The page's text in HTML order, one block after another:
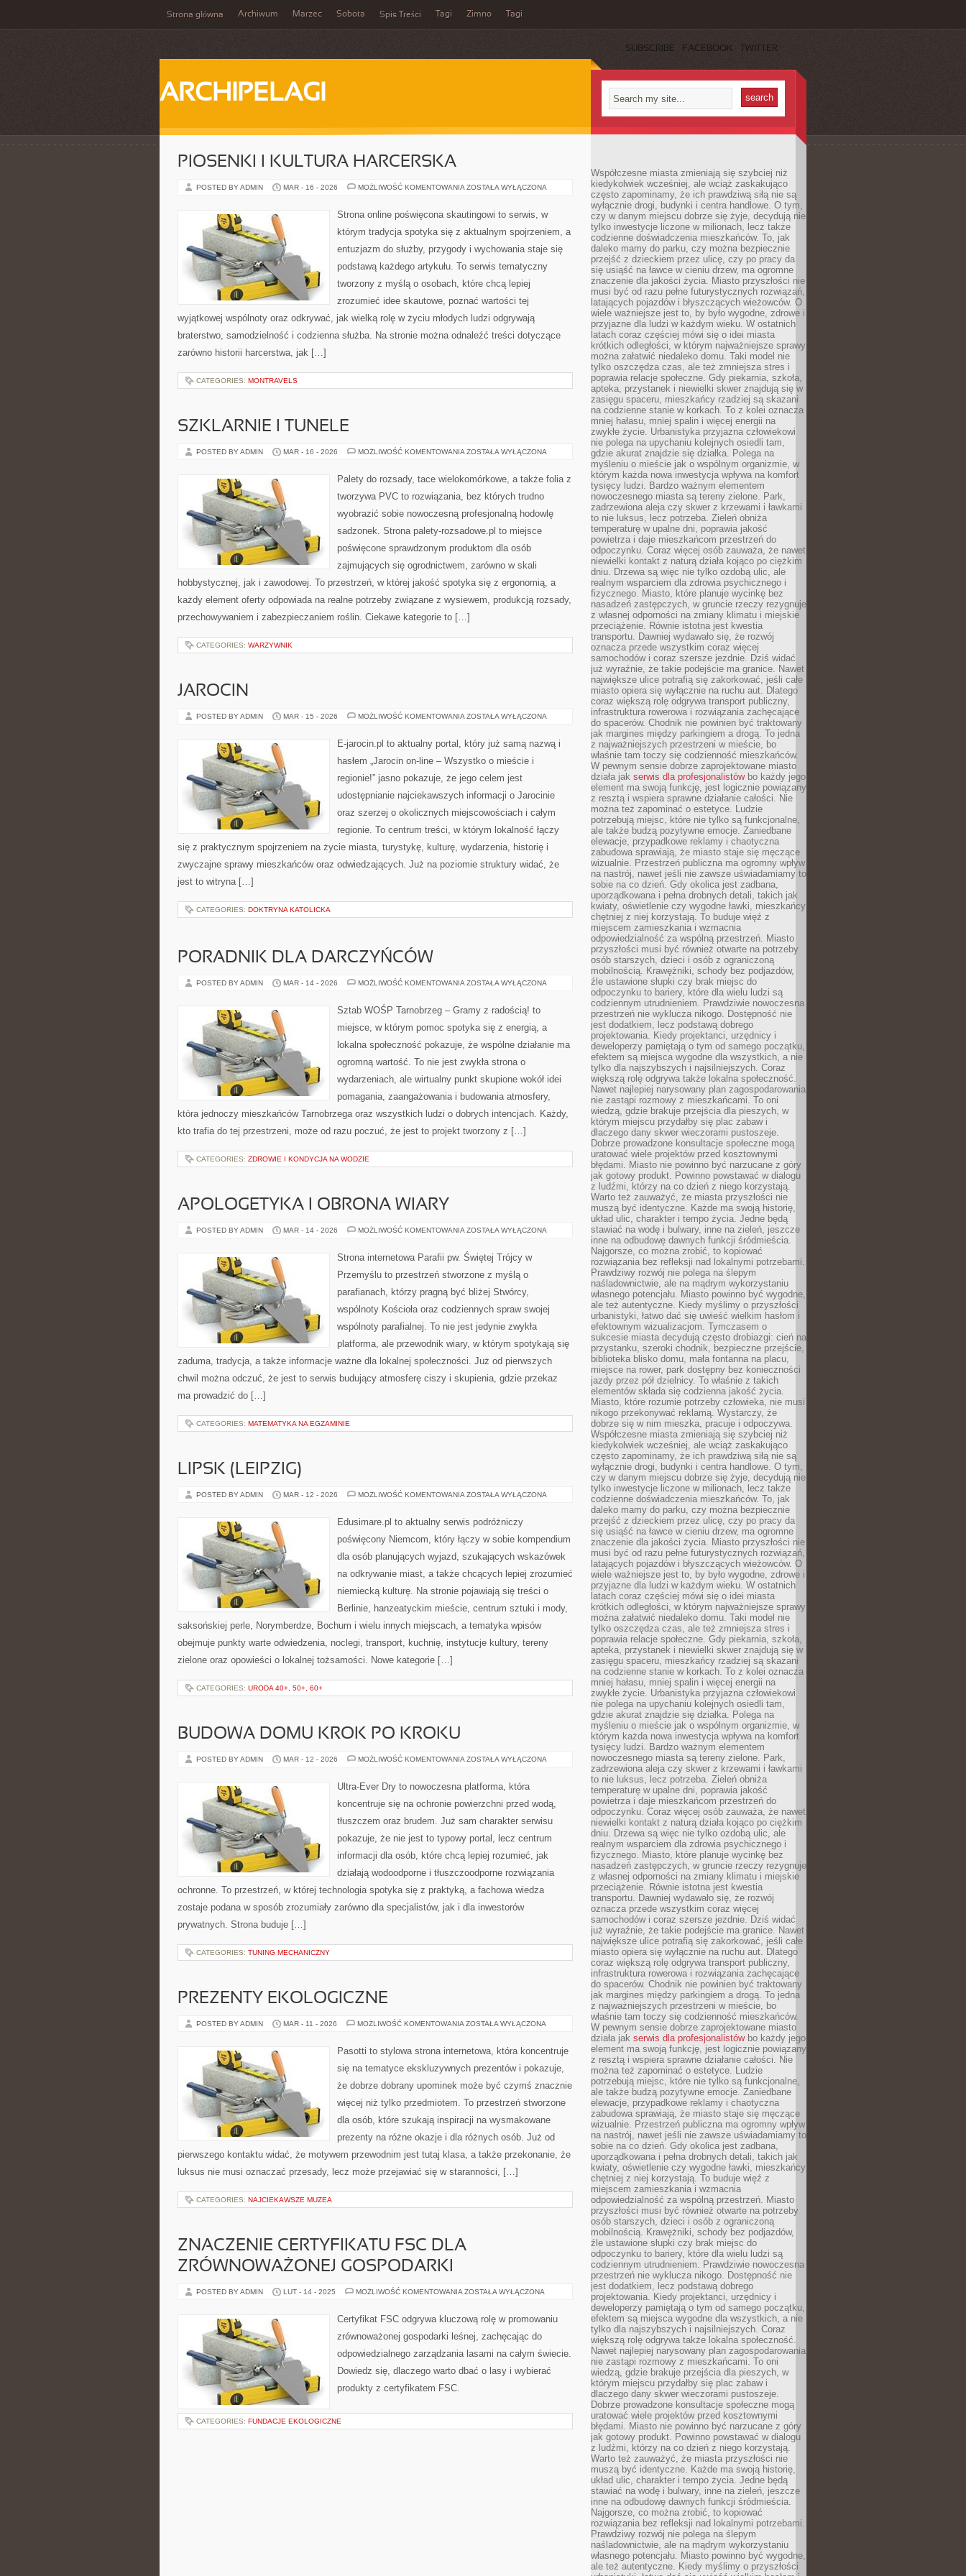
Strona główna Archiwum Marzec Sobota Spis Treści Tagi Zimno Tagi
SUBSCRIBE FACEBOOK TWITTER
ARCHIPELAGI
PIOSENKI I KULTURA HARCERSKA
POSTED BY ADMIN MAR - 16 - 2026 MOŻLIWOŚĆ KOMENTOWANIA PIOSENKI
HARCERSKA
ZOSTAŁA WYŁĄCZONA
Strona online poświęcona skautingowi to serwis, w
którym tradycja spotyka się z aktualnym spojrzeniem, a
entuzjazm do służby, przygody i wychowania staje się
podstawą każdego artykułu. To serwis tematyczny
tworzony z myślą o osobach, które chcą lepiej
zrozumieć idee skautowe, poznać wartości tej
wyjątkowej wspólnoty oraz odkrywać, jak wielką rolę w życiu młodych ludzi odgrywają
braterstwo, samodzielność i codzienna służba. Na stronie można odnaleźć treści dotyczące
zarówno historii harcerstwa, jak […]
CATEGORIES: MONTRAVELS
SZKLARNIE I TUNELE
POSTED BY ADMIN MAR - 16 - 2026 MOŻLIWOŚĆ KOMENTOWANIA SZKLARNIE
ZOSTAŁA WYŁĄCZONA
Palety do rozsady, tace wielokomórkowe, a także folia z
tworzywa PVC to rozwiązania, bez których trudno
wyobrazić sobie nowoczesną profesjonalną hodowlę
sadzonek. Strona palety-rozsadowe.pl to miejsce
poświęcone sprawdzonym produktom dla osób
zajmujących się ogrodnictwem, zarówno w skali
hobbystycznej, jak i zawodowej. To przestrzeń, w której jakość spotyka się z ergonomią, a
każdy element oferty odpowiada na realne potrzeby związane z wysiewem, produkcją rozsady,
przechowywaniem i zabezpieczaniem roślin. Ciekawe kategorie to […]
CATEGORIES: WARZYWNIK
JAROCIN
POSTED BY ADMIN MAR - 15 - 2026 MOŻLIWOŚĆ KOMENTOWANIA JAROCIN
ZOSTAŁA WYŁĄCZONA
E-jarocin.pl to aktualny portal, który już samą nazwą i
hasłem „Jarocin on-line – Wszystko o mieście i
regionie!” jasno pokazuje, że jego celem jest
udostępnianie najciekawszych informacji o Jarocinie
oraz szerzej o okolicznych miejscowościach i całym
regionie. To centrum treści, w którym lokalność łączy
się z praktycznym spojrzeniem na życie miasta, turystykę, kulturę, wydarzenia, historię i
zwyczajne sprawy mieszkańców oraz odwiedzających. Już na poziomie struktury widać, że
jest to witryna […]
CATEGORIES: DOKTRYNA KATOLICKA
PORADNIK DLA DARCZYŃCÓW
POSTED BY ADMIN MAR - 14 - 2026 MOŻLIWOŚĆ KOMENTOWANIA PORADNIK
ZOSTAŁA WYŁĄCZONA
Sztab WOŚP Tarnobrzeg – Gramy z radością! to
miejsce, w którym pomoc spotyka się z energią, a
lokalna społeczność pokazuje, że wspólne działanie ma
ogromną wartość. To nie jest zwykła strona o
wydarzeniach, ale wirtualny punkt skupione wokół idei
pomagania, zaangażowania i budowania atmosfery,
która jednoczy mieszkańców Tarnobrzega oraz wszystkich ludzi o dobrych intencjach. Każdy,
kto trafia do tej przestrzeni, może od razu poczuć, że jest to projekt tworzony z […]
CATEGORIES: ZDROWIE I KONDYCJA NA WODZIE
APOLOGETYKA I OBRONA WIARY
POSTED BY ADMIN MAR - 14 - 2026 MOŻLIWOŚĆ KOMENTOWANIA APOLOGETYKA
WIARY
ZOSTAŁA WYŁĄCZONA
Strona internetowa Parafii pw. Świętej Trójcy w
Przemyślu to przestrzeń stworzone z myślą o
parafianach, którzy pragną być bliżej Stwórcy,
wspólnoty Kościoła oraz codziennych spraw swojej
wspólnoty parafialnej. To nie jest jedynie zwykła
platforma, ale przewodnik wiary, w którym spotykają się
zaduma, tradycja, a także informacje ważne dla lokalnej społeczności. Już od pierwszych
chwil można odczuć, że jest to serwis budujący atmosferę ciszy i skupienia, gdzie przekaz
ma prowadzić do […]
CATEGORIES: MATEMATYKA NA EGZAMINIE
LIPSK (LEIPZIG)
POSTED BY ADMIN MAR - 12 - 2026 MOŻLIWOŚĆ KOMENTOWANIA LIPSK
ZOSTAŁA WYŁĄCZONA
Edusimare.pl to aktualny serwis podróżniczy
poświęcony Niemcom, który łączy w sobie kompendium
dla osób planujących wyjazd, szukających wskazówek
na odkrywanie miast, a także chcących lepiej zrozumieć
niemiecką kulturę. Na stronie pojawiają się treści o
Berlinie, hanzeatyckim mieście, centrum sztuki i mody,
saksońskiej perle, Norymberdze, Bochum i wielu innych miejscach, a tematyka wpisów
obejmuje punkty warte odwiedzenia, noclegi, transport, kuchnię, instytucje kultury, tereny
zielone oraz opowieści o lokalnej tożsamości. Nowe kategorie […]
CATEGORIES: URODA 40+, 50+, 60+
BUDOWA DOMU KROK PO KROKU
POSTED BY ADMIN MAR - 12 - 2026 MOŻLIWOŚĆ KOMENTOWANIA BUDOWA
PO
KROKU
ZOSTAŁA WYŁĄCZONA
Ultra-Ever Dry to nowoczesna platforma, która
koncentruje się na ochronie powierzchni przed wodą,
tłuszczem oraz brudem. Już sam charakter serwisu
pokazuje, że nie jest to typowy portal, lecz centrum
informacji dla osób, które chcą lepiej rozumieć, jak
działają wodoodporne i tłuszczoodporne rozwiązania
ochronne. To przestrzeń, w której technologia spotyka się z praktyką, a fachowa wiedza
zostaje podana w sposób zrozumiały zarówno dla specjalistów, jak i dla inwestorów
prywatnych. Strona buduje […]
CATEGORIES: TUNING MECHANICZNY
PREZENTY EKOLOGICZNE
POSTED BY ADMIN MAR - 11 - 2026 MOŻLIWOŚĆ KOMENTOWANIA PREZENTY
ZOSTAŁA WYŁĄCZONA
Pasotti to stylowa strona internetowa, która koncentruje
się na tematyce ekskluzywnych prezentów i pokazuje,
że dobrze dobrany upominek może być czymś znacznie
więcej niż tylko przedmiotem. To przestrzeń stworzone
dla osób, które szukają inspiracji na wysmakowane
prezenty na różne okazje i dla różnych osób. Już od
pierwszego kontaktu widać, że motywem przewodnim jest tutaj klasa, a także przekonanie, że
luksus nie musi oznaczać przesady, lecz może przejawiać się w staranności, […]
CATEGORIES: NAJCIEKAWSZE MUZEA
ZNACZENIE CERTYFIKATU FSC DLA
ZRÓWNOWAŻONEJ GOSPODARKI
POSTED BY ADMIN LUT - 14 - 2025 MOŻLIWOŚĆ KOMENTOWANIA ZNACZENIE
ZRÓWNOWAŻONEJ
ZOSTAŁA WYŁĄCZONA
Certyfikat FSC odgrywa kluczową rolę w promowaniu
zrównoważonej gospodarki leśnej, zachęcając do
odpowiedzialnego zarządzania lasami na całym świecie.
Dowiedz się, dlaczego warto dbać o lasy i wybierać
produkty z certyfikatem FSC.
CATEGORIES: FUNDACJE EKOLOGICZNE
Współczesne miasta zmieniają się szybciej niż
kiedykolwiek wcześniej, ale wciąż zaskakująco
często zapominamy, że ich prawdziwą siłą nie są
wyłącznie drogi, budynki i centra handlowe. O tym,
czy w danym miejscu dobrze się żyje, decydują nie
tylko inwestycje liczone w milionach, lecz także
codzienne doświadczenia mieszkańców. To, jak
daleko mamy do parku, czy można bezpiecznie
przejść z dzieckiem przez ulicę, czy po pracy da
się usiąść na ławce w cieniu drzew, ma ogromne
znaczenie dla jakości życia. Miasto przyszłości nie
musi być od razu pełne futurystycznych rozwiązań,
latających pojazdów i błyszczących wieżowców. O
wiele ważniejsze jest to, by było wygodne, zdrowe i
przyjazne dla ludzi w każdym wieku. W ostatnich
latach coraz częściej mówi się o idei miasta
krótkich odległości, w którym najważniejsze sprawy
można załatwić niedaleko domu. Taki model nie
tylko oszczędza czas, ale też zmniejsza stres i
poprawia relacje społeczne. Gdy piekarnia, szkoła,
apteka, przystanek i niewielki skwer znajdują się w
zasięgu spaceru, mieszkańcy rzadziej są skazani
na codzienne stanie w korkach. To z kolei oznacza
mniej hałasu, mniej spalin i więcej energii na
zwykłe życie. Urbanistyka przyjazna człowiekowi
nie polega na upychaniu kolejnych osiedli tam,
gdzie akurat znajdzie się działka. Polega na
myśleniu o mieście jak o wspólnym organizmie, w
którym każda nowa inwestycja wpływa na komfort
tysięcy ludzi. Bardzo ważnym elementem
nowoczesnego miasta są tereny zielone. Park,
zadrzewiona aleja czy skwer z krzewami i ławkami
to nie luksus, lecz potrzeba. Zieleń obniża
temperaturę w upalne dni, poprawia jakość
powietrza i daje mieszkańcom przestrzeń do
odpoczynku. Coraz więcej osób zauważa, że nawet
niewielki kontakt z naturą działa kojąco po ciężkim
dniu. Drzewa są więc nie tylko ozdobą ulic, ale
realnym wsparciem dla zdrowia psychicznego i
fizycznego. Miasto, które planuje wycinkę bez
nasadzeń zastępczych, w gruncie rzeczy rezygnuje
z własnej odporności na zmiany klimatu i miejskie
przeciążenie. Równie istotna jest kwestia
transportu. Dawniej wydawało się, że rozwój
oznacza przede wszystkim coraz więcej
samochodów i coraz szersze jezdnie. Dziś widać
już wyraźnie, że takie podejście ma granice. Nawet
największe ulice potrafią się zakorkować, jeśli całe
miasto opiera się wyłącznie na ruchu aut. Dlatego
coraz większą rolę odgrywa transport publiczny,
infrastruktura rowerowa i rozwiązania zachęcające
do spacerów. Chodnik nie powinien być traktowany
jak margines między parkingiem a drogą. To jedna
z najważniejszych przestrzeni w mieście, bo
właśnie tam toczy się codzienność mieszkańców.
W pewnym sensie dobrze zaprojektowane miasto
działa jak serwis dla profesjonalistówbo każdy jego
element ma swoją funkcję, jest logicznie powiązany
z resztą i wspiera sprawne działanie całości. Nie
można też zapominać o estetyce. Ludzie
potrzebują miejsc, które nie tylko są funkcjonalne,
ale także budzą pozytywne emocje. Zaniedbane
elewacje, przypadkowe reklamy i chaotyczna
zabudowa sprawiają, że miasto staje się męczące
wizualnie. Przestrzeń publiczna ma ogromny wpływ
na nastrój, nawet jeśli nie zawsze uświadamiamy to
sobie na co dzień. Gdy okolica jest zadbana,
uporządkowana i pełna drobnych detali, takich jak
kwiaty, oświetlenie czy wygodne ławki, mieszkańcy
chętniej z niej korzystają. To buduje więź z
miejscem zamieszkania i wzmacnia
odpowiedzialność za wspólną przestrzeń. Miasto
przyszłości musi być również otwarte na potrzeby
osób starszych, dzieci i osób z ograniczoną
mobilnością. Krawężniki, schody bez podjazdów,
źle ustawione słupki czy brak miejsc do
odpoczynku to bariery, które dla wielu ludzi są
codziennym utrudnieniem. Prawdziwie nowoczesna
przestrzeń nie wyklucza nikogo. Dostępność nie
jest dodatkiem, lecz podstawą dobrego
projektowania. Kiedy projektanci, urzędnicy i
deweloperzy pamiętają o tym od samego początku,
efektem są miejsca wygodne dla wszystkich, a nie
tylko dla najszybszych i najsilniejszych. Coraz
większą rolę odgrywa także lokalna społeczność.
Nawet najlepiej narysowany plan zagospodarowania
nie zastąpi rozmowy z mieszkańcami. To oni
wiedzą, gdzie brakuje przejścia dla pieszych, w
którym miejscu przydałby się plac zabaw i
dlaczego dany skwer wieczorami pustoszeje.
Dobrze prowadzone konsultacje społeczne mogą
uratować wiele projektów przed kosztownymi
błędami. Miasto nie powinno być narzucane z góry
jak gotowy produkt. Powinno powstawać w dialogu
z ludźmi, którzy na co dzień z niego korzystają.
Warto też zauważyć, że miasta przyszłości nie
muszą być identyczne. Każde ma swoją historię,
układ ulic, charakter i tempo życia. Jedne będą
stawiać na wodę i bulwary, inne na zieleń, jeszcze
inne na odbudowę dawnych funkcji śródmieścia.
Najgorsze, co można zrobić, to kopiować
rozwiązania bez refleksji nad lokalnymi potrzebami.
Prawdziwy rozwój nie polega na ślepym
naśladownictwie, ale na mądrym wykorzystaniu
własnego potencjału. Miasto powinno być wygodne,
ale też autentyczne. Kiedy myślimy o przyszłości
urbanistyki, łatwo dać się uwieść wielkim hasłom i
efektownym wizualizacjom. Tymczasem o
sukcesie miasta decydują często drobiazgi: cień na
przystanku, szeroki chodnik, bezpieczne przejście,
biblioteka blisko domu, mała fontanna na placu,
miejsce na rower, park dostępny bez konieczności
jazdy przez pół dzielnicy. To właśnie z takich
elementów składa się codzienna jakość życia.
Miasto, które rozumie potrzeby człowieka, nie musi
nikogo przekonywać reklamą. Wystarczy, że
dobrze się w nim mieszka, pracuje i odpoczywa.
Współczesne miasta zmieniają się szybciej niż
kiedykolwiek wcześniej, ale wciąż zaskakująco
często zapominamy, że ich prawdziwą siłą nie są
wyłącznie drogi, budynki i centra handlowe. O tym,
czy w danym miejscu dobrze się żyje, decydują nie
tylko inwestycje liczone w milionach, lecz także
codzienne doświadczenia mieszkańców. To, jak
daleko mamy do parku, czy można bezpiecznie
przejść z dzieckiem przez ulicę, czy po pracy da
się usiąść na ławce w cieniu drzew, ma ogromne
znaczenie dla jakości życia. Miasto przyszłości nie
musi być od razu pełne futurystycznych rozwiązań,
latających pojazdów i błyszczących wieżowców. O
wiele ważniejsze jest to, by było wygodne, zdrowe i
przyjazne dla ludzi w każdym wieku. W ostatnich
latach coraz częściej mówi się o idei miasta
krótkich odległości, w którym najważniejsze sprawy
można załatwić niedaleko domu. Taki model nie
tylko oszczędza czas, ale też zmniejsza stres i
poprawia relacje społeczne. Gdy piekarnia, szkoła,
apteka, przystanek i niewielki skwer znajdują się w
zasięgu spaceru, mieszkańcy rzadziej są skazani
na codzienne stanie w korkach. To z kolei oznacza
mniej hałasu, mniej spalin i więcej energii na
zwykłe życie. Urbanistyka przyjazna człowiekowi
nie polega na upychaniu kolejnych osiedli tam,
gdzie akurat znajdzie się działka. Polega na
myśleniu o mieście jak o wspólnym organizmie, w
którym każda nowa inwestycja wpływa na komfort
tysięcy ludzi. Bardzo ważnym elementem
nowoczesnego miasta są tereny zielone. Park,
zadrzewiona aleja czy skwer z krzewami i ławkami
to nie luksus, lecz potrzeba. Zieleń obniża
temperaturę w upalne dni, poprawia jakość
powietrza i daje mieszkańcom przestrzeń do
odpoczynku. Coraz więcej osób zauważa, że nawet
niewielki kontakt z naturą działa kojąco po ciężkim
dniu. Drzewa są więc nie tylko ozdobą ulic, ale
realnym wsparciem dla zdrowia psychicznego i
fizycznego. Miasto, które planuje wycinkę bez
nasadzeń zastępczych, w gruncie rzeczy rezygnuje
z własnej odporności na zmiany klimatu i miejskie
przeciążenie. Równie istotna jest kwestia
transportu. Dawniej wydawało się, że rozwój
oznacza przede wszystkim coraz więcej
samochodów i coraz szersze jezdnie. Dziś widać
już wyraźnie, że takie podejście ma granice. Nawet
największe ulice potrafią się zakorkować, jeśli całe
miasto opiera się wyłącznie na ruchu aut. Dlatego
coraz większą rolę odgrywa transport publiczny,
infrastruktura rowerowa i rozwiązania zachęcające
do spacerów. Chodnik nie powinien być traktowany
jak margines między parkingiem a drogą. To jedna
z najważniejszych przestrzeni w mieście, bo
właśnie tam toczy się codzienność mieszkańców.
W pewnym sensie dobrze zaprojektowane miasto
działa jak serwis dla profesjonalistówbo każdy jego
element ma swoją funkcję, jest logicznie powiązany
z resztą i wspiera sprawne działanie całości. Nie
można też zapominać o estetyce. Ludzie
potrzebują miejsc, które nie tylko są funkcjonalne,
ale także budzą pozytywne emocje. Zaniedbane
elewacje, przypadkowe reklamy i chaotyczna
zabudowa sprawiają, że miasto staje się męczące
wizualnie. Przestrzeń publiczna ma ogromny wpływ
na nastrój, nawet jeśli nie zawsze uświadamiamy to
sobie na co dzień. Gdy okolica jest zadbana,
uporządkowana i pełna drobnych detali, takich jak
kwiaty, oświetlenie czy wygodne ławki, mieszkańcy
chętniej z niej korzystają. To buduje więź z
miejscem zamieszkania i wzmacnia
odpowiedzialność za wspólną przestrzeń. Miasto
przyszłości musi być również otwarte na potrzeby
osób starszych, dzieci i osób z ograniczoną
mobilnością. Krawężniki, schody bez podjazdów,
źle ustawione słupki czy brak miejsc do
odpoczynku to bariery, które dla wielu ludzi są
codziennym utrudnieniem. Prawdziwie nowoczesna
przestrzeń nie wyklucza nikogo. Dostępność nie
jest dodatkiem, lecz podstawą dobrego
projektowania. Kiedy projektanci, urzędnicy i
deweloperzy pamiętają o tym od samego początku,
efektem są miejsca wygodne dla wszystkich, a nie
tylko dla najszybszych i najsilniejszych. Coraz
większą rolę odgrywa także lokalna społeczność.
Nawet najlepiej narysowany plan zagospodarowania
nie zastąpi rozmowy z mieszkańcami. To oni
wiedzą, gdzie brakuje przejścia dla pieszych, w
którym miejscu przydałby się plac zabaw i
dlaczego dany skwer wieczorami pustoszeje.
Dobrze prowadzone konsultacje społeczne mogą
uratować wiele projektów przed kosztownymi
błędami. Miasto nie powinno być narzucane z góry
jak gotowy produkt. Powinno powstawać w dialogu
z ludźmi, którzy na co dzień z niego korzystają.
Warto też zauważyć, że miasta przyszłości nie
muszą być identyczne. Każde ma swoją historię,
układ ulic, charakter i tempo życia. Jedne będą
stawiać na wodę i bulwary, inne na zieleń, jeszcze
inne na odbudowę dawnych funkcji śródmieścia.
Najgorsze, co można zrobić, to kopiować
rozwiązania bez refleksji nad lokalnymi potrzebami.
Prawdziwy rozwój nie polega na ślepym
naśladownictwie, ale na mądrym wykorzystaniu
własnego potencjału. Miasto powinno być wygodne,
ale też autentyczne. Kiedy myślimy o przyszłości